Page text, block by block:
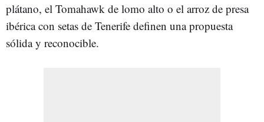
plátano, el Tomahawk de lomo alto o el arroz de presa
ibérica con setas de Tenerife definen una propuesta
sólida y reconocible.